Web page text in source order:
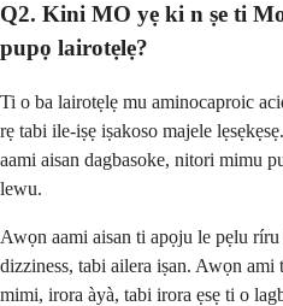
Q2. Kini MO yẹ ki n ṣe ti
pupọ lairotẹlẹ?
Ti o ba lairotẹlẹ mu aminocaproic
rẹ tabi ile-iṣẹ iṣakoso majele
aami aisan dagbasoke, nitori mimu
lewu.
Awọn aami aisan ti apọju le pẹlu
dizziness, tabi ailera iṣan. Awọn
mimi, irora àyà, tabi irora ẹsẹ ti o